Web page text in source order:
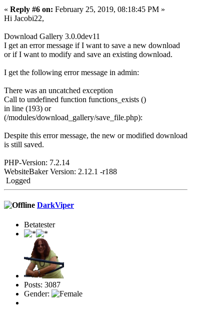
« Reply #6 on: February 25, 2019, 08:18:45 PM »
Hi Jacobi22,
Download Gallery 3.0.0dev11
I get an error message if I want to save a new download
or if I want to modify and save an existing download.
I get the following error message in admin:
There was an uncatched exception
Call to undefined function functions_exists ()
in line (193) or
(/modules/download_gallery/save_file.php):
Despite this error message, the new or modified download
is still saved.
PHP-Version: 7.2.14
WebsiteBaker Version: 2.12.1 -r188
Logged
DarkViper
Betatester
Posts: 3087
Gender: